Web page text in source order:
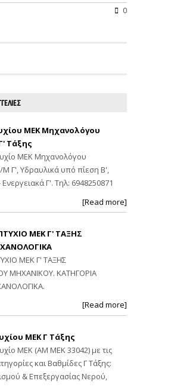
0
ΜΕΚ Μηχανολόγου
Τάξης
ΜΕΚ Μηχανολόγου
Γ', Υδραυλικά υπό πίεση Β',
Γ'. Τηλ: 6948250871
[Read more]
ΜΕΚ Γ' ΤΑΞΗΣ
ΜΕΚ Γ' ΤΑΞΗΣ
ΜΗΧΑΝΙΚΟΥ. ΚΑΤΗΓΟΡΙΑ
[Read more]
ΜΕΚ Γ Τάξης
ΜΕΚ (ΑΜ ΜΕΚ 33042) με τις
και Βαθμίδες Γ Τάξης:
& Επεξεργασίας Νερού,